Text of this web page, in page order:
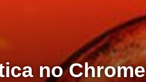
no Chrome